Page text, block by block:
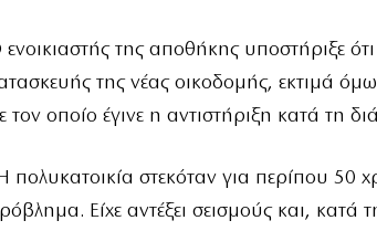
της αποθήκης υποστήριξε
της νέας οικοδομής, εκτιμά
τον οποίο έγινε η αντιστήριξη κατά τη
πολυκατοικία στεκόταν για περίπου 50
Είχε αντέξει σεισμούς και,